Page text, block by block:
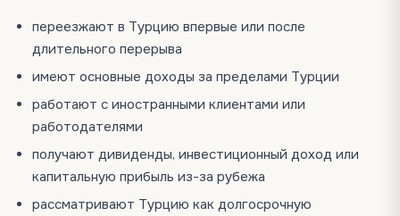
переезжают в Турцию впервые или после
длительного перерыва
имеют основные доходы за пределами Турции
работают с иностранными клиентами или
работодателями
получают дивиденды, инвестиционный доход или
капитальную прибыль из-за рубежа
рассматривают Турцию как долгосрочную